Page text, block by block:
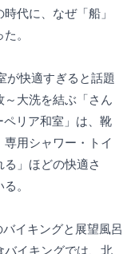
代に、なぜ「船」
。
が快適すぎると話題
大洗を結ぶ「さん
リア和室」は、靴
用シャワー・トイ
」ほどの快適さ
。
イキングと展望風呂
イキングでは、北